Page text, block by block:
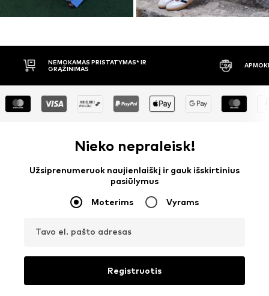
APMOKĖJIMAS PRISTAČIUS 30 DIENŲ
Nieko nepraleisk!
Užsiprenumeruok naujienlaiškį ir gauk išskirtinius
pasiūlymus
Moterims Vyrams
Tavo el. pašto adresas
Registruotis